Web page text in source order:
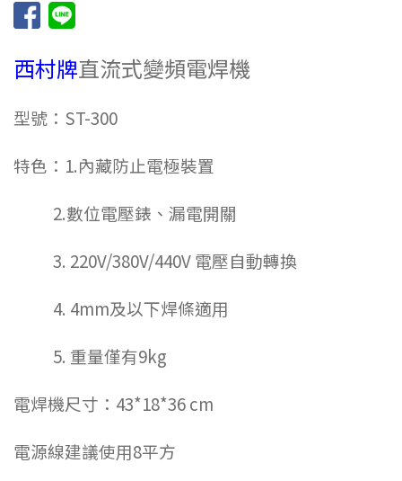
西村牌直流式變頻電焊機
型號：ST-300
特色：1.內藏防止電極裝置
2.數位電壓錶、漏電開關
3. 220V/380V/440V 電壓自動轉換
4. 4mm及以下焊條適用
5. 重量僅有9kg
電焊機尺寸：43*18*36 cm
電源線建議使用8平方